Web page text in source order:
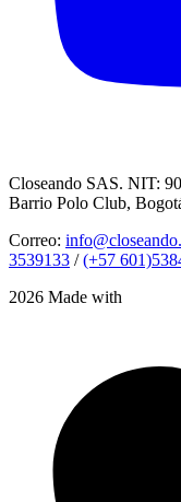
Closeando SAS. NIT:
Barrio Polo Club,
Correo:
3539133 /(+57
2026 Made with